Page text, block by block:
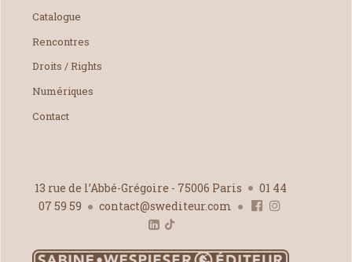
Catalogue
Rencontres
Droits / Rights
Numériques
Contact
13 rue de l’Abbé-Grégoire - 75006 Paris
01 44
07 59 59
contact@swediteur.com